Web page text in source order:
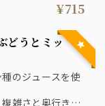
¥715
のジュースを使
雑さと奥行きの